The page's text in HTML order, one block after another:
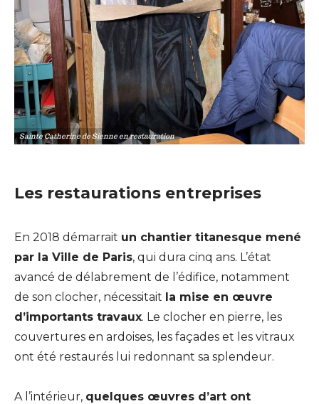
Sainte Catherine de Sienne en restauration
Les restaurations entreprises
En 2018 démarrait un chantier titanesque mené
par la Ville de Paris, qui dura cinq ans. L’état
avancé de délabrement de l’édifice, notamment
de son clocher, nécessitait la mise en œuvre
d’importants travaux. Le clocher en pierre, les
couvertures en ardoises, les façades et les vitraux
ont été restaurés lui redonnant sa splendeur.
A l’intérieur, quelques œuvres d’art ont